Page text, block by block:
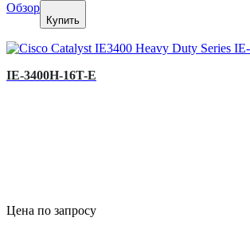
Обзор
Купить
IE-3400H-16T-E
Цена по запросу